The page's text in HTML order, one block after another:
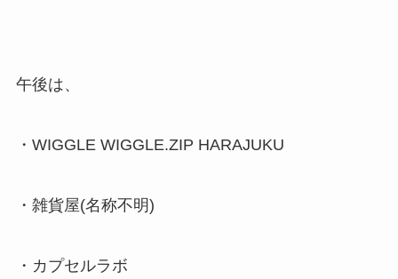
午後は、
・WIGGLE WIGGLE.ZIP HARAJUKU
・雑貨屋(名称不明)
・カプセルラボ